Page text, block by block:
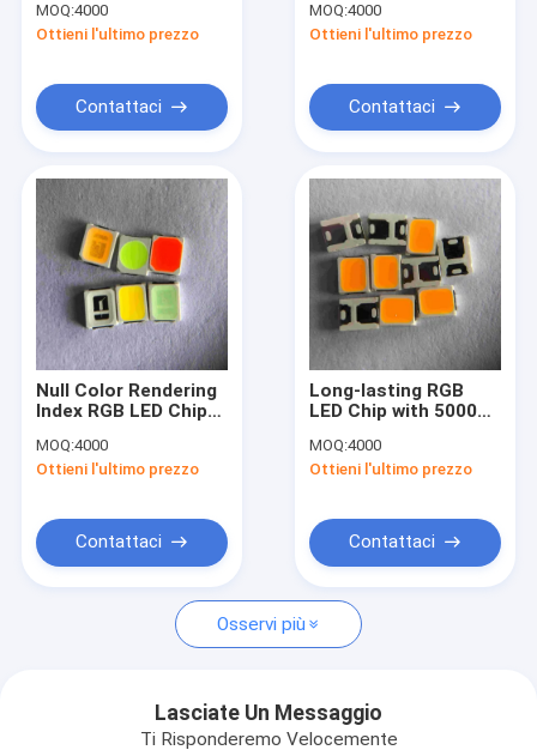
Prodotti
Video
Mostra VR
Circa noi
Controllo di qualità
Contattici
Richieda una citazione
Chip di RGB LED
515-530nm Indice di
riproduzione del
MOQ:4000
Ottieni l'ultimo prezzo
Contattaci
Package Type 3.2mm
X 2.8mm
MOQ:4000
Ottieni l'ultimo prezzo
Contattaci
Null Color Rendering
Index RGB LED Chip
and Copper Base
gold Wire for
MOQ:4000
Ottieni l'ultimo prezzo
Contattaci
Long-lasting RGB
LED Chip with 50000-
and Copper Base
gold Wire Package
MOQ:4000
Ottieni l'ultimo prezzo
Contattaci
Osservi più
Lasciate Un Messaggio
Ti Risponderemo Velocemente